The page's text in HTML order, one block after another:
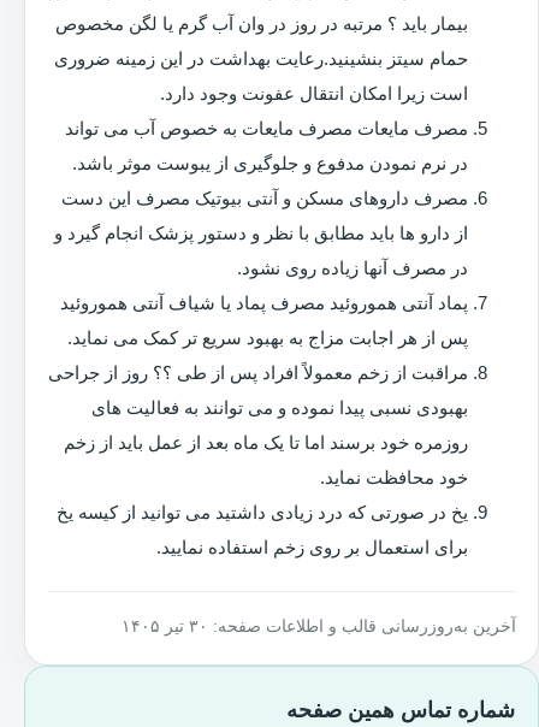
بیمار باید ؟ مرتبه در روز در وان آب گرم یا لگن مخصوص
حمام سیتز بنشینید.رعایت بهداشت در این زمینه ضروری
است زیرا امکان انتقال عفونت وجود دارد.
مصرف مایعات مصرف مایعات به خصوص آب می تواند
در نرم نمودن مدفوع و جلوگیری از یبوست موثر باشد.
مصرف داروهای مسکن و آنتی بیوتیک مصرف این دست
از دارو ها باید مطابق با نظر و دستور پزشک انجام گیرد و
در مصرف آنها زیاده روی نشود.
پماد آنتی هموروئید مصرف پماد یا شیاف آنتی هموروئید
پس از هر اجابت مزاج به بهبود سریع تر کمک می نماید.
مراقبت از زخم معمولاً افراد پس از طی ؟؟ روز از جراحی
بهبودی نسبی پیدا نموده و می توانند به فعالیت های
روزمره خود برسند اما تا یک ماه بعد از عمل باید از زخم
خود محافظت نماید.
یخ در صورتی که درد زیادی داشتید می توانید از کیسه یخ
برای استعمال بر روی زخم استفاده نمایید.
آخرین به‌روزرسانی قالب و اطلاعات صفحه: ۳۰ تیر ۱۴۰۵
شماره تماس همین صفحه